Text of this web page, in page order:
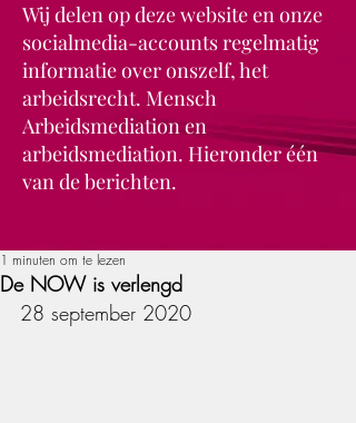
Wij delen op deze website en onze
socialmedia-accounts regelmatig
informatie over onszelf, het
arbeidsrecht. Mensch
Arbeidsmediation en
arbeidsmediation. Hieronder één
van de berichten.
De NOW is verlengd
1 minuten om te lezen
28 september 2020